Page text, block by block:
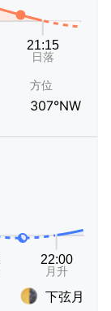
方位
307°NW
下弦月